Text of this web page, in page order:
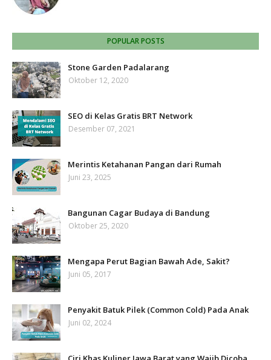
POPULAR POSTS
Stone Garden Padalarang
Oktober 12, 2020
SEO di Kelas Gratis BRT Network
Desember 07, 2021
Merintis Ketahanan Pangan dari Rumah
Juni 23, 2025
Bangunan Cagar Budaya di Bandung
Oktober 25, 2020
Mengapa Perut Bagian Bawah Ade, Sakit?
Juni 05, 2017
Penyakit Batuk Pilek (Common Cold) Pada Anak
Juni 02, 2024